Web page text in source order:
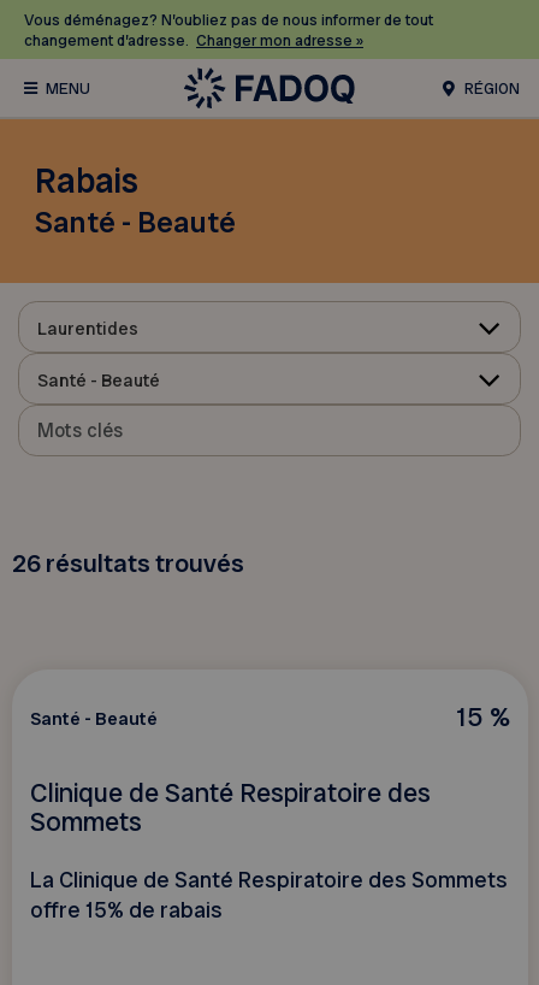
Vous déménagez? N’oubliez pas de nous informer de tout
changement d’adresse. Changer mon adresse »
RÉGION
Rabais
Santé - Beauté
Laurentides
Santé - Beauté
26résultats trouvés
15 %
Santé - Beauté
Clinique de Santé Respiratoire des
Sommets
La Clinique de Santé Respiratoire des Sommets
offre 15% de rabais